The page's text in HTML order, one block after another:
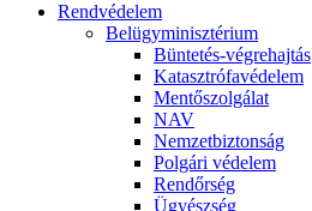
Rendvédelem
Belügyminisztérium
Büntetés-végrehajtás
Katasztrófavédelem
Mentőszolgálat
NAV
Nemzetbiztonság
Polgári védelem
Rendőrség
Ügyészség